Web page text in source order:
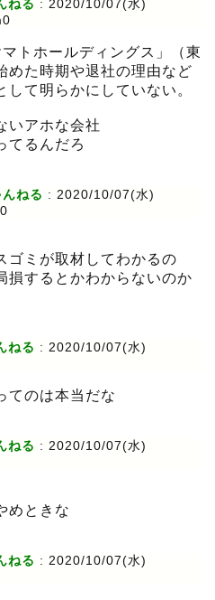
ねる : 2020/10/07(水)
トホールディングス」（東
めた時期や退社の理由など
て明らかにしていない。
いアホな会社
てるんだろ
ねる : 2020/10/07(水)
ゴミが取材してわかるの
損するとかわからないのか
ねる : 2020/10/07(水)
てのは本当だな
ねる : 2020/10/07(水)
めときな
ねる : 2020/10/07(水)